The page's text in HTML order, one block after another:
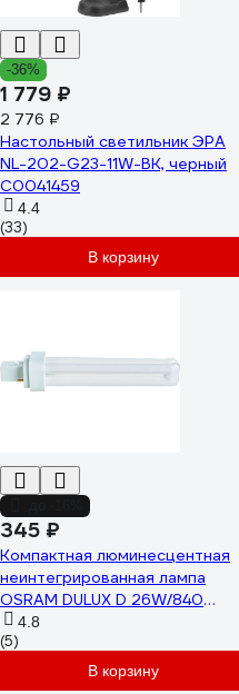
-36%
1 779 ₽
2 776 ₽
Настольный светильник ЭРА
NL-202-G23-11W-BK, черный
C0041459
4.4
(33)
В корзину
345 ₽
Компактная люминесцентная
неинтегрированная лампа
OSRAM DULUX D 26W/840
G24D-3 10x1 4050300012049
4099854123047
4.8
(5)
В корзину